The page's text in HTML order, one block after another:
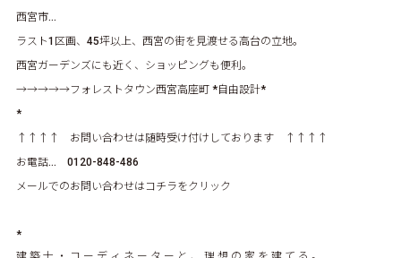
西宮市…
ラスト1区画、45坪以上、西宮の街を見渡せる高台の立地。
西宮ガーデンズにも近く、ショッピングも便利。
→→→→→フォレストタウン西宮高座町*自由設計*
*
↑↑↑↑ お問い合わせは随時受け付けしております ↑↑↑↑
お電話… 0120-848-486
メールでのお問い合わせはコチラをクリック
*